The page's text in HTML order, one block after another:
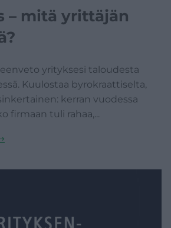
– mitä yrittäjän
yrityksesi taloudesta
Kuulostaa byrokraattiselta,
kerran vuodessa
firmaan tuli rahaa,...